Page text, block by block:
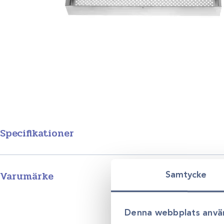
Samtycke
Denna webbplats
Specifikationer
Varumärke
J&J MedTech Orthopedics (tidigare namn DePuy Synthes) är
avancerade implantat och lösningar som stödjer precis, hållbar